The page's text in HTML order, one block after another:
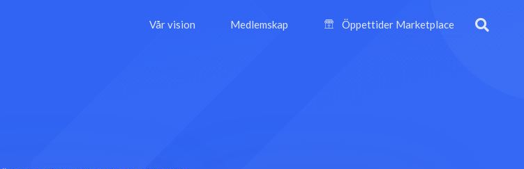
Vår vision Medlemskap Öppettider Marketplace